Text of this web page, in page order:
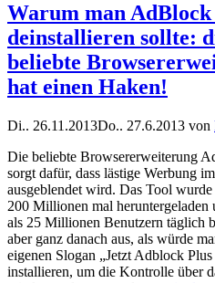
Warum man AdBlock
deinstallieren sollte:
beliebte
hat einen Haken!
Di.. 26.11.2013Do.. 27.6.2013 von
Die beliebte Browsererweiterung
sorgt dafür, dass lästige Werbung
ausgeblendet wird. Das Tool wurde
200 Millionen mal heruntergeladen
als 25 Millionen Benutzern täglich
aber ganz danach aus, als würde
eigenen Slogan „Jetzt Adblock Plus
installieren, um die Kontrolle über